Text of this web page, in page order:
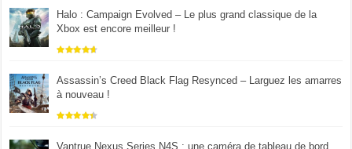
Halo : Campaign Evolved – Le plus grand classique de la
Xbox est encore meilleur !
Assassin’s Creed Black Flag Resynced – Larguez les amarres
à nouveau !
Vantrue Nexus Series N4S : une caméra de tableau de bord